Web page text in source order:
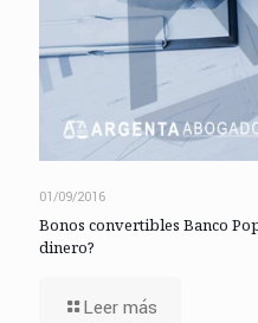
01/09/2016
Bonos convertibles Banco
dinero?
Leer más